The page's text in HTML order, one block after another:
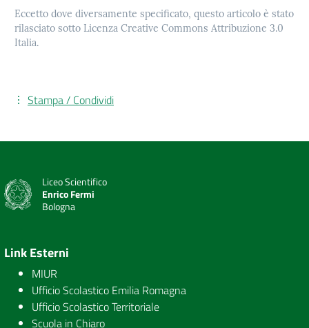
Eccetto dove diversamente specificato, questo articolo è stato
rilasciato sotto Licenza Creative Commons Attribuzione 3.0
Italia.
Stampa / Condividi
Liceo Scientifico
Enrico Fermi
Bologna
Link Esterni
MIUR
Ufficio Scolastico Emilia Romagna
Ufficio Scolastico Territoriale
Scuola in Chiaro